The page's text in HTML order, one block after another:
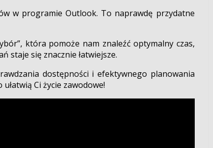
w programie Outlook. To naprawdę przydatne
która pomoże nam znaleźć optymalny czas,
staje się znacznie łatwiejsze.
dostępności i efektywnego planowania
Ci życie zawodowe!